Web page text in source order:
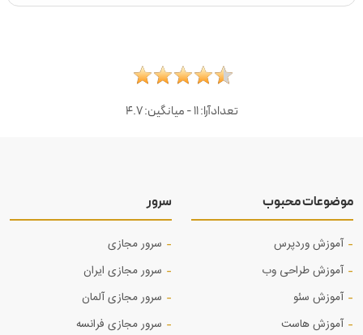
تعدادآرا:11- میانگین:4.7
موضوعات محبوب
آموزش وردپرس
آموزش طراحی وب
آموزش‌ سئو
آموزش هاست
سرور
سرور مجازی
سرور مجازی ایران
سرور مجازی آلمان
سرور مجازی فرانسه